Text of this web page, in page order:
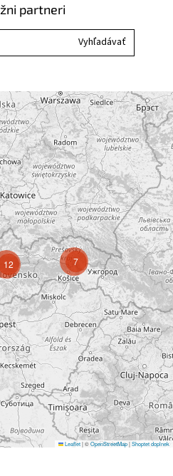
partneri
7
12
Leaflet|©OpenStreetMap|Shoptet doplnek